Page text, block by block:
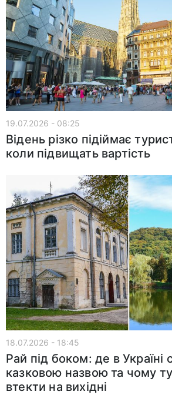
19.07.2026 - 08:25
Відень різко підіймає
коли підвищать вартість
18.07.2026 - 18:45
Рай під боком: де в Україні
казковою назвою та чому
втекти на вихідні